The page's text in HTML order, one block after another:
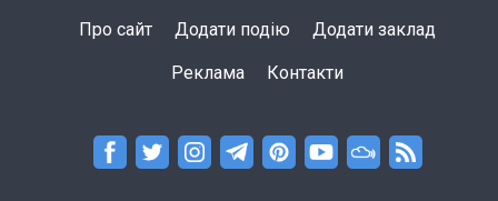
Про сайт Додати подію Додати заклад
Реклама Контакти